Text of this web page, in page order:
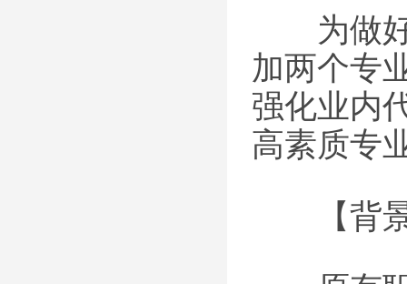
为做好
加两个专
强化业内
高素质专
【背